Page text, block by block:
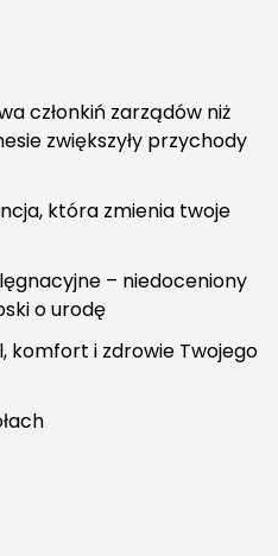
członkiń zarządów niż
zwiększyły przychody
która zmienia twoje
– niedoceniony
o urodę
komfort i zdrowie Twojego